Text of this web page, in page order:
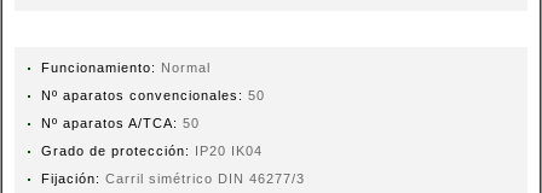
Funcionamiento: Normal
Nº aparatos convencionales:50
Nº aparatos A/TCA:50
Grado de protección: IP20 IK04
Fijación:Carril simétrico DIN 46277/3